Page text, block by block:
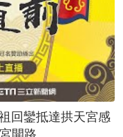
回鑾抵達拱天宮感